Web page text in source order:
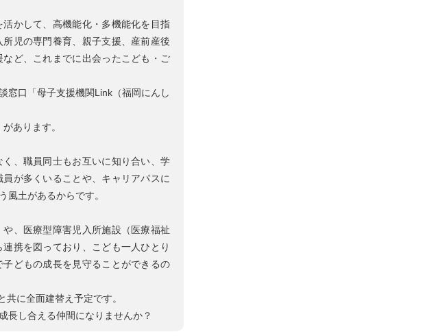
かして、高機能化・多機能化を目指
児の専門養育、親子支援、産前産後
ど、これまでに出会ったこども・ご
窓口「母子支援機関Link（福岡にんし
あります。
、職員同士もお互いに知り合い、学
が多くいることや、キャリアパスに
風土があるからです。
、医療型障害児入所施設（医療福祉
携を図っており、こども一人ひとり
どもの成長を見守ることができるの
に全面建替え予定です。
長し合える仲間になりませんか？